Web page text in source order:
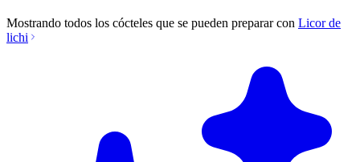
Mostrando todos los cócteles que se pueden preparar con Licor de
lichi